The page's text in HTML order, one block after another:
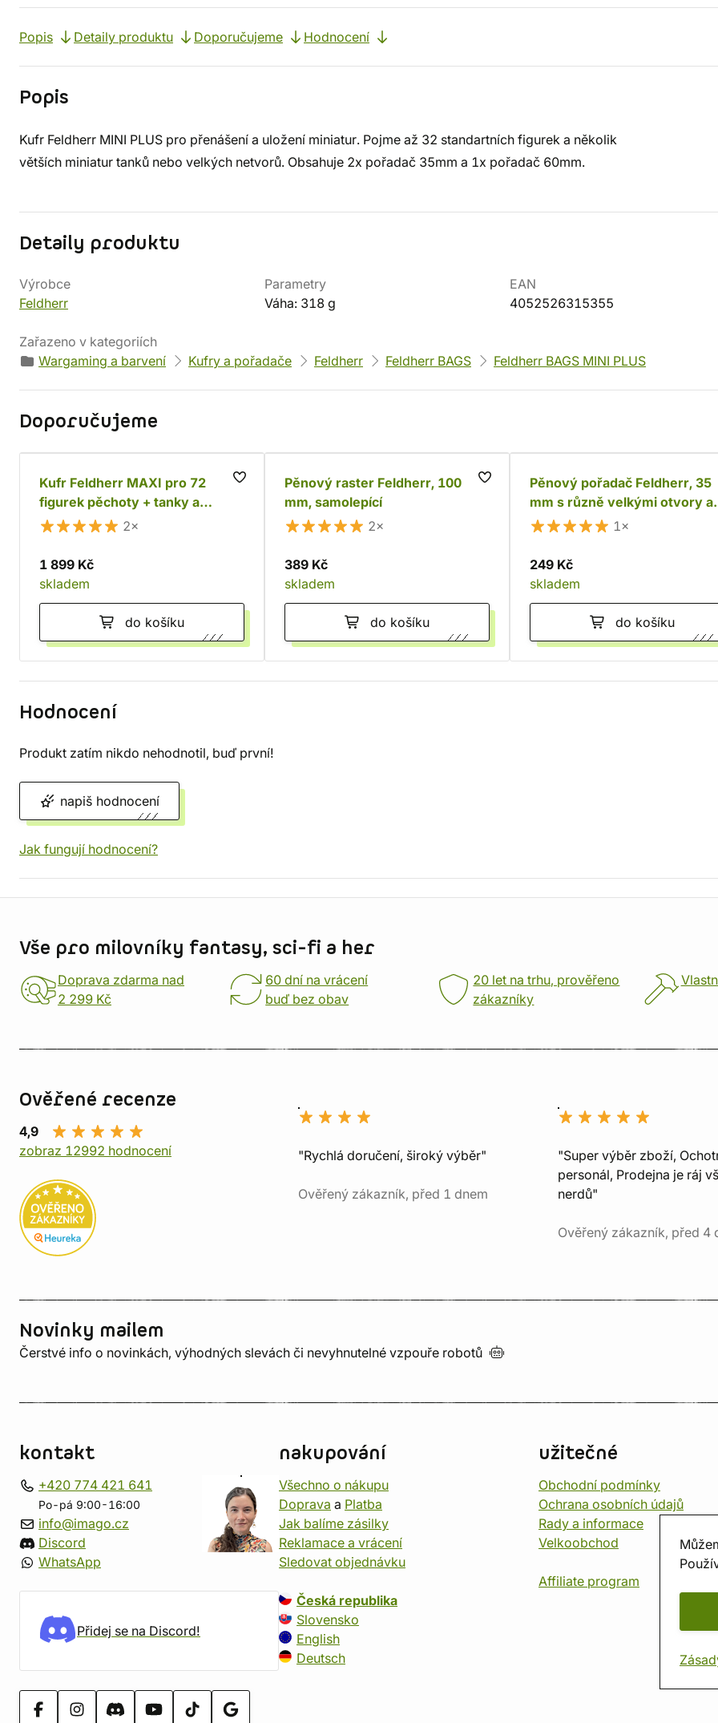
Popis Detaily produktu Doporučujeme Hodnocení
Popis
Kufr Feldherr MINI PLUS pro přenášení a uložení miniatur. Pojme až 32 standartních figurek a několik
větších miniatur tanků nebo velkých netvorů. Obsahuje 2x pořadač 35mm a 1x pořadač 60mm.
Detaily produktu
Výrobce
Feldherr
Parametry
Váha: 318 g
EAN
4052526315355
Zařazeno v kategoriích
Wargaming a barvení
Kufry a pořadače Feldherr Feldherr BAGS Feldherr BAGS MINI PLUS
Doporučujeme
Kufr Feldherr MAXI pro 72
figurek pěchoty + tanky a
monstra
2×
1 899 Kč
skladem
do košíku
Pěnový raster Feldherr, 100
mm, samolepící
2×
389 Kč
skladem
do košíku
Pěnový pořadač Feldherr, 35
mm s různě velkými otvory a
dnem
1×
249 Kč
skladem
do košíku
Hodnocení
Produkt zatím nikdo nehodnotil, buď první!
napiš hodnocení
Jak fungují hodnocení?
Vše pro milovníky fantasy, sci-fi a her
Doprava zdarma nad
2 299 Kč
60 dní na vrácení
buď bez obav
20 let na trhu, prověřeno
zákazníky
Ověřené recenze
4,9
zobraz 12992 hodnocení
"Rychlá doručení, široký výběr"
Ověřený zákazník, před 1 dnem
"Super výběr zboží,
personál, Prodejna je ráj
nerdů"
Ověřený zákazník, před 4
Novinky mailem
Čerstvé info o novinkách, výhodných slevách či nevyhnutelné vzpouře robotů
kontakt
+420 774 421 641
Po-pá 9:00-16:00
info@imago.cz
Discord
WhatsApp
Přidej se na Discord!
nakupování
Všechno o nákupu
Doprava a Platba
Jak balíme zásilky
Reklamace a vrácení
Sledovat objednávku
Česká republika
Slovensko
English
Deutsch
užitečné
Obchodní podmínky
Ochrana osobních údajů
Rady a informace
Velkoobchod
Affiliate program